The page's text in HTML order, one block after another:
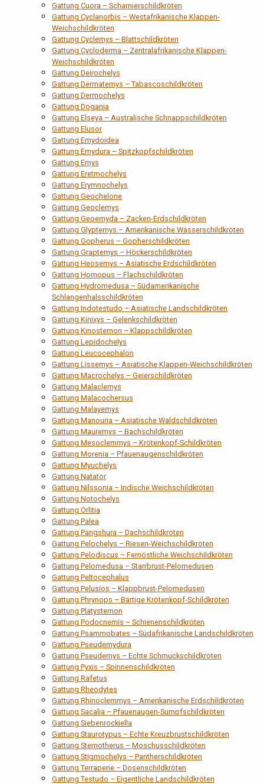
Gattung Cuora – Scharnierschildkröten
Gattung Cyclanorbis – Westafrikanische Klappen-
Weichschildkröten
Gattung Cyclemys – Blattschildkröten
Gattung Cycloderma – Zentralafrikanische Klappen-
Weichschildkröten
Gattung Deirochelys
Gattung Dermatemys – Tabascoschildkröten
Gattung Dermochelys
Gattung Dogania
Gattung Elseya – Australische Schnappschildkröten
Gattung Elusor
Gattung Emydoidea
Gattung Emydura – Spitzkopfschildkröten
Gattung Emys
Gattung Eretmochelys
Gattung Erymnochelys
Gattung Geochelone
Gattung Geoclemys
Gattung Geoemyda – Zacken-Erdschildkröten
Gattung Glyptemys – Amerikanische Wasserschildkröten
Gattung Gopherus – Gopherschildkröten
Gattung Graptemys – Höckerschildkröten
Gattung Heosemys – Asiatische Erdschildkröten
Gattung Homopus – Flachschildkröten
Gattung Hydromedusa – Südamerikanische
Schlangenhalsschildkröten
Gattung Indotestudo – Asiatische Landschildkröten
Gattung Kinixys – Gelenkschildkröten
Gattung Kinosternon – Klappschildkröten
Gattung Lepidochelys
Gattung Leucocephalon
Gattung Lissemys – Asiatische Klappen-Weichschildkröten
Gattung Macrochelys – Geierschildkröten
Gattung Malaclemys
Gattung Malacochersus
Gattung Malayemys
Gattung Manouria – Asiatische Waldschildkröten
Gattung Mauremys – Bachschildkröten
Gattung Mesoclemmys – Krötenkopf-Schildkröten
Gattung Morenia – Pfauenaugenschildkröten
Gattung Myuchelys
Gattung Natator
Gattung Nilssonia – Indische Weichschildkröten
Gattung Notochelys
Gattung Orlitia
Gattung Palea
Gattung Pangshura – Dachschildkröten
Gattung Pelochelys – Riesen-Weichschildkröten
Gattung Pelodiscus – Fernöstliche Weichschildkröten
Gattung Pelomedusa – Starrbrust-Pelomedusen
Gattung Peltocephalus
Gattung Pelusios – Klappbrust-Pelomedusen
Gattung Phrynops – Bärtige Krötenkopf-Schildkröten
Gattung Platysternon
Gattung Podocnemis – Schienenschildkröten
Gattung Psammobates – Südafrikanische Landschildkröten
Gattung Pseudemydura
Gattung Pseudemys – Echte Schmuckschildkröten
Gattung Pyxis – Spinnenschildkröten
Gattung Rafetus
Gattung Rheodytes
Gattung Rhinoclemmys – Amerikanische Erdschildkröten
Gattung Sacalia – Pfauenaugen-Sumpfschildkröten
Gattung Siebenrockiella
Gattung Staurotypus – Echte Kreuzbrustschildkröten
Gattung Sternotherus – Moschusschildkröten
Gattung Stigmochelys – Pantherschildkröten
Gattung Terrapene – Dosenschildkröten
Gattung Testudo – Eigentliche Landschildkröten